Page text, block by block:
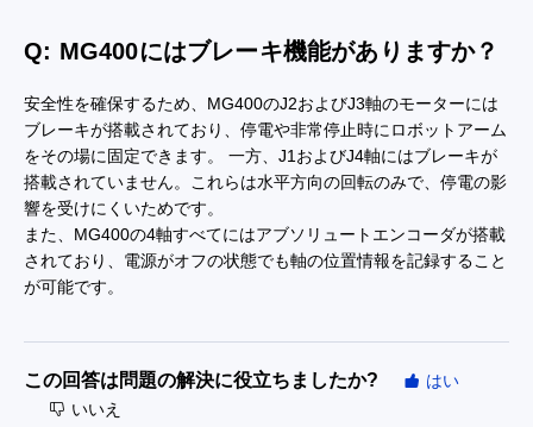
Q: MG400にはブレーキ機能がありますか？
安全性を確保するため、MG400のJ2およびJ3軸のモーターには
ブレーキが搭載されており、停電や非常停止時にロボットアーム
をその場に固定できます。 一方、J1およびJ4軸にはブレーキが
搭載されていません。これらは水平方向の回転のみで、停電の影
響を受けにくいためです。
また、MG400の4軸すべてにはアブソリュートエンコーダが搭載
されており、電源がオフの状態でも軸の位置情報を記録すること
が可能です。
この回答は問題の解決に役立ちましたか?
はい
いいえ